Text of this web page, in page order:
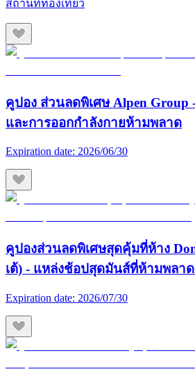
สถานที่ท่องเที่ยว
คูปอง ส่วนลดพิเศษ Alpen
และการออกกำลังกายห้ามพลาด
Expiration date: 2026/06/30
คูปองส่วนลดพิเศษสุดคุ้มที่ห้าง
เต้) - แหล่งช้อปสุดมันส์ที่ห้ามพลา
Expiration date: 2026/07/30